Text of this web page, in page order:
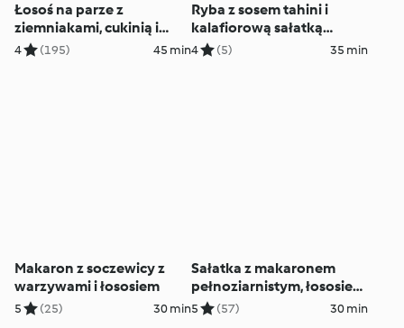
Łosoś na parze z
ziemniakami, cukinią i
papryką
4 (195) 45 min
Ryba z sosem tahini i
kalafiorową sałatką
tabbouleh
4 (5) 35 min
Makaron z soczewicy z
warzywami i łososiem
5 (25) 30 min
Sałatka z makaronem
pełnoziarnistym, łososiem
i koperkowym
5 (57) 30 min